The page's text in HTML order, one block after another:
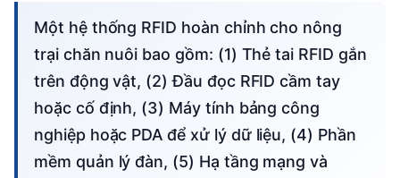
Một hệ thống RFID hoàn chỉnh cho nông
trại chăn nuôi bao gồm: (1) Thẻ tai RFID gắn
trên động vật, (2) Đầu đọc RFID cầm tay
hoặc cố định, (3) Máy tính bảng công
nghiệp hoặc PDA để xử lý dữ liệu, (4) Phần
mềm quản lý đàn, (5) Hạ tầng mạng và